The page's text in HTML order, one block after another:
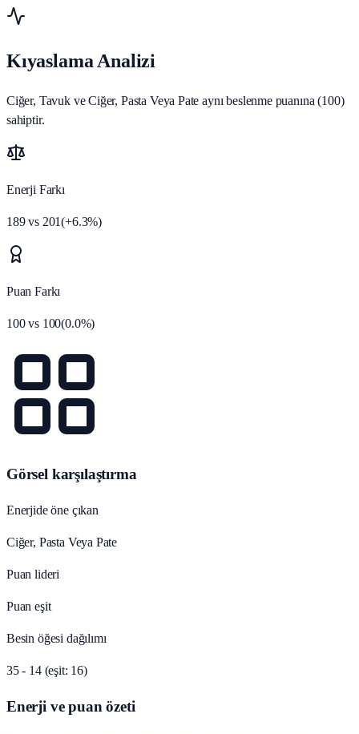
Kıyaslama Analizi
Ciğer, Tavuk ve Ciğer, Pasta Veya Pate aynı beslenme puanına (100)
sahiptir.
Enerji Farkı
189vs 201(+6.3%)
Puan Farkı
100vs 100(0.0%)
Görsel karşılaştırma
Enerjide öne çıkan
Ciğer, Pasta Veya Pate
Puan lideri
Puan eşit
Besin öğesi dağılımı
35 - 14 (eşit: 16)
Enerji ve puan özeti